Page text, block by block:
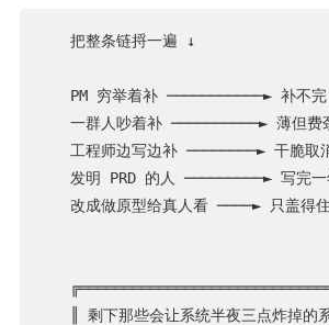
   把整条链捋一遍 ↓
   PM 穷举着补 ───────────► 补不完
一群人吵着补 ──────────► 薄但费
工程师边写边补 ────────► 干脆取
发明 PRD 的人 ─────────► 写完一
改成做原型给真人看 ────► 只盖得
║ 剩下那些会让系统半夜三点炸掉的